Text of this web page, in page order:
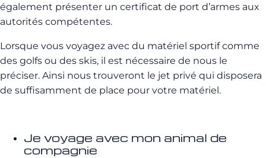
également présenter un certificat de port d’armes aux
autorités compétentes.
Lorsque vous voyagez avec du matériel sportif comme
des golfs ou des skis, il est nécessaire de nous le
préciser. Ainsi nous trouveront le jet privé qui disposera
de suffisamment de place pour votre matériel.
Je voyage avec mon animal de
compagnie